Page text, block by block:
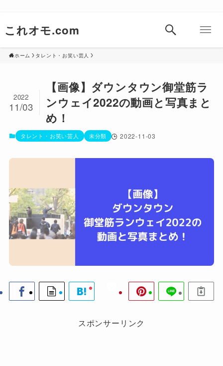
これオモ.com
ホーム タレント・お笑い芸人
【画像】ダウンタウン御堂筋ラ
ンウェイ2022の動画と写真まと
め！
2022
11/03
タレント・お笑い芸人 未分類 2022-11-03
スポンサーリンク